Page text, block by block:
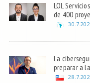
LOL
de 400
La
preparar a